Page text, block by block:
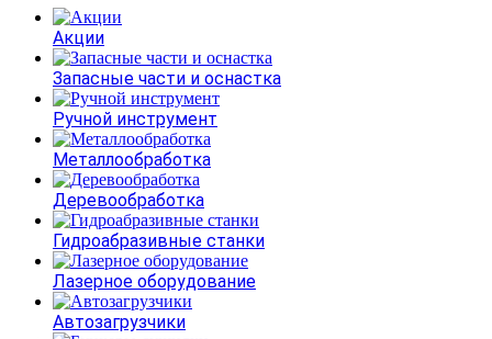
Акции
Запасные части и оснастка
Ручной инструмент
Металлообработка
Деревообработка
Гидроабразивные станки
Лазерное оборудование
Автозагрузчики